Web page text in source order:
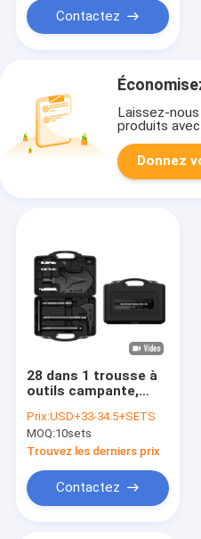
Contactez
Laissez-
produits
Donnez
28 dans 1 trousse à
outils campante,
trousse à outils
militaire de survie
Prix:USD+33-34.5+SETS
MOQ:10sets
Trouvez les derniers prix
Contactez